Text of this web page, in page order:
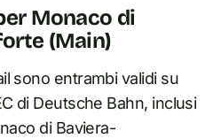
Monaco di
(Main)
sono entrambi validi su
di Deutsche Bahn, inclusi
di Baviera-